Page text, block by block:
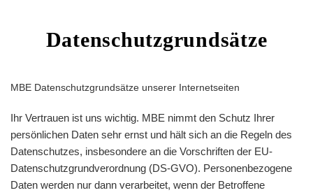
Datenschutzgrundsätze
MBE Datenschutzgrundsätze unserer Internetseiten
Ihr Vertrauen ist uns wichtig. MBE nimmt den Schutz Ihrer
persönlichen Daten sehr ernst und hält sich an die Regeln des
Datenschutzes, insbesondere an die Vorschriften der EU-
Datenschutzgrundverordnung (DS-GVO). Personenbezogene
Daten werden nur dann verarbeitet, wenn der Betroffene